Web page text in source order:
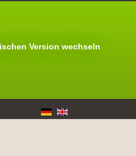
Version wechseln